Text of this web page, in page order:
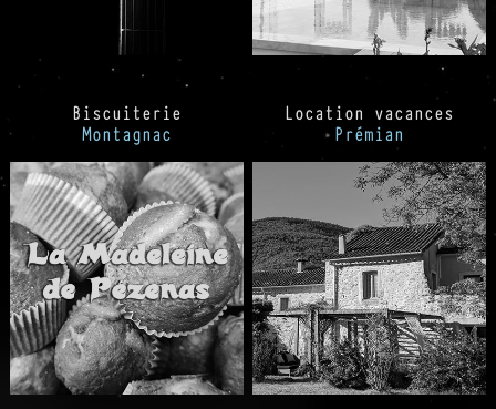
Biscuiterie
Montagnac
Location vacances
Prémian